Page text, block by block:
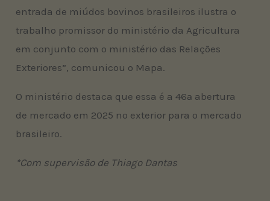
entrada de miúdos bovinos brasileiros ilustra o
trabalho promissor do ministério da Agricultura
em conjunto com o ministério das Relações
Exteriores”, comunicou o Mapa.
O ministério destaca que essa é a 46ª abertura
de mercado em 2025 no exterior para o mercado
brasileiro.
*Com supervisão de Thiago Dantas